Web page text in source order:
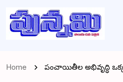
Home పంచాయితీల అభివృద్ధి